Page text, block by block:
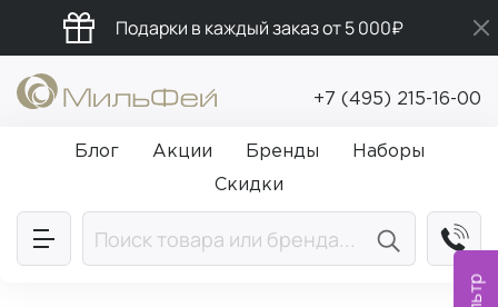
Подарки в каждый заказ от 5 000₽
Бесплатная доставка от 5 000₽
Промокод ПРИВЕТ
+7 (495) 215-16-00
Блог Акции Бренды
Наборы
Скидки